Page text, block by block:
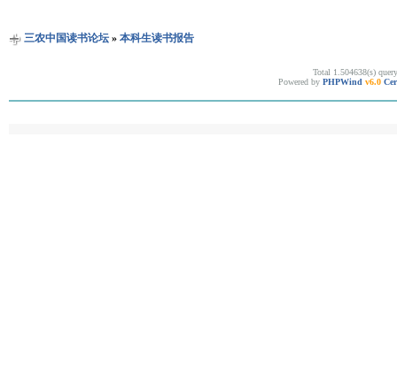
三农中国读书论坛» 本科生读书报告
Total 1.504638(s)
Powered by PHPWind v6.0